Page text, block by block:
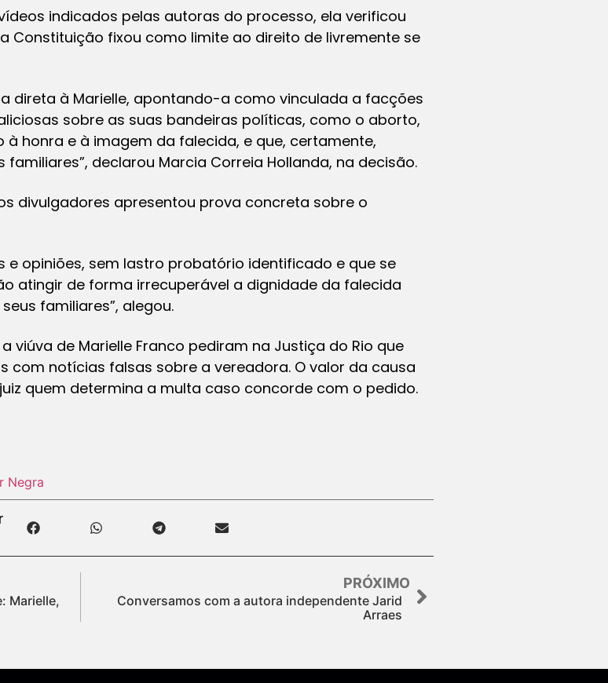
indicados pelas autoras do processo, ela verificou
Constituição fixou como limite ao direito de livremente se
direta à Marielle, apontando-a como vinculada a facções
sobre as suas bandeiras políticas, como o aborto,
honra e à imagem da falecida, e que, certamente,
declarou Marcia Correia Hollanda, na decisão.
divulgadores apresentou prova concreta sobre o
e opiniões, sem lastro probatório identificado e que se
atingir de forma irrecuperável a dignidade da falecida
familiares”, alegou.
viúva de Marielle Franco pediram na Justiça do Rio que
com notícias falsas sobre a vereadora. O valor da causa
quem determina a multa caso concorde com o pedido.
Negra
Marielle,
PRÓXIMO
Conversamos com a autora independente Jarid
Arraes